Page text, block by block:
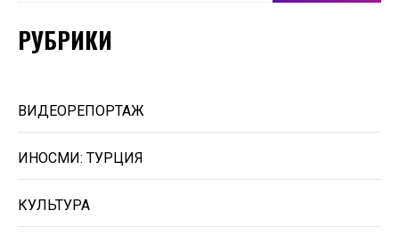
РУБРИКИ
ВИДЕОРЕПОРТАЖ
ИНОСМИ: ТУРЦИЯ
КУЛЬТУРА